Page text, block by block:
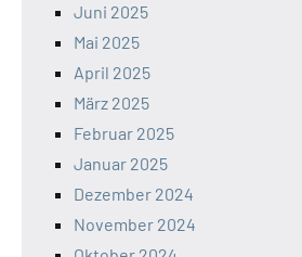
Juni 2025
Mai 2025
April 2025
März 2025
Februar 2025
Januar 2025
Dezember 2024
November 2024